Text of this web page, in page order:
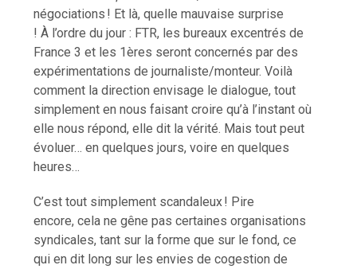
négociations ! Et là, quelle mauvaise surprise
! À l’ordre du jour : FTR, les bureaux excentrés de
France 3 et les 1ères seront concernés par des
expérimentations de journaliste/monteur. Voilà
comment la direction envisage le dialogue, tout
simplement en nous faisant croire qu’à l’instant où
elle nous répond, elle dit la vérité. Mais tout peut
évoluer… en quelques jours, voire en quelques
heures…
C’est tout simplement scandaleux ! Pire
encore, cela ne gêne pas certaines organisations
syndicales, tant sur la forme que sur le fond, ce
qui en dit long sur les envies de cogestion de